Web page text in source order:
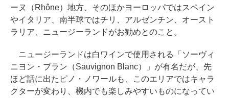
ーヌ（Rhône）地方、そのほかヨーロッパではスペイン
やイタリア、南半球ではチリ、アルゼンチン、オースト
ラリア、ニュージーランドがお勧めとのこと。
ニュージーランドは白ワインで使用される「ソーヴィ
ニヨン・ブラン（Sauvignon Blanc）」が有名だが、先
ほど話に出たピノ・ノワールも、このエリアではキャラ
クターが変わり、機内でも楽しみやすいものになってい